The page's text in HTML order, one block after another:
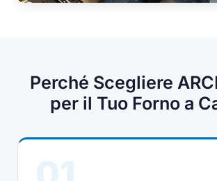
Perché Scegliere
per il Tuo Forno a